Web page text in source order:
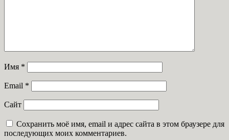
Имя *
Email *
Сайт
Сохранить моё имя, email и адрес сайта в этом браузере для
последующих моих комментариев.